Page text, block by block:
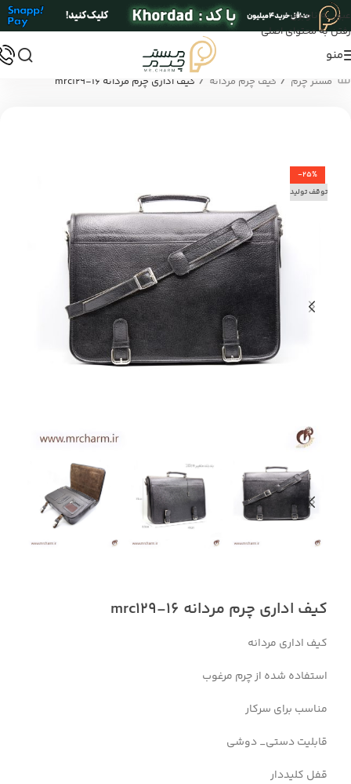
عبور به ناوبری
رفتن به محتوای اصلی
منو
مستر چرم / کیف چرم مردانه / کیف اداری چرم مردانه mrc129-16
-25%
توقف تولید
کیف اداری چرم مردانه mrc129-16
کیف اداری مردانه
استفاده شده از چرم مرغوب
مناسب برای سرکار
قابلیت دستی_ دوشی
قفل کلیددار